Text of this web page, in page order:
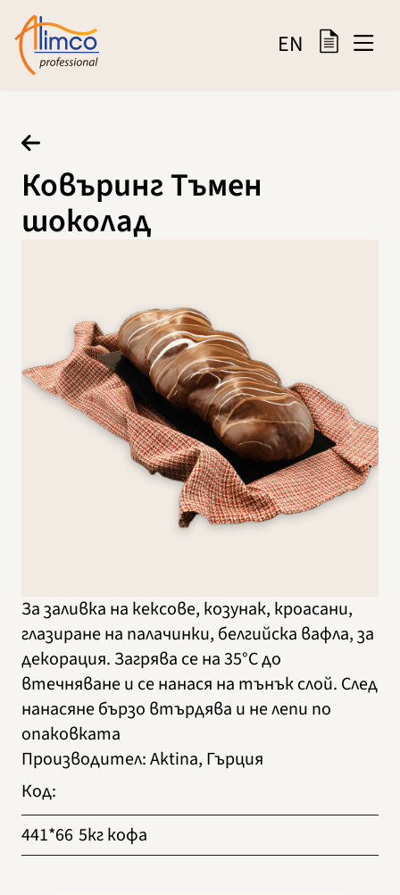
EN
Ковъринг Тъмен
шоколад
За заливка на кексове, козунак, кроасани,
глазиране на палачинки, белгийска вафла, за
декорация. Загрява се на 35°C до
втечняване и се нанася на тънък слой. След
нанасяне бързо втърдява и не лепи по
опаковката
Производител:Aktina, Гърция
Код:
441*66 5кг кофа